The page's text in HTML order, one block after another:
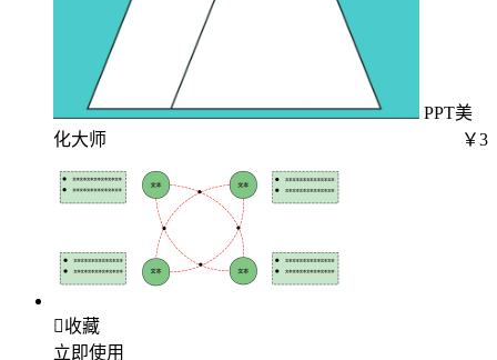
PPT美
化大师
￥3
收藏
立即使用